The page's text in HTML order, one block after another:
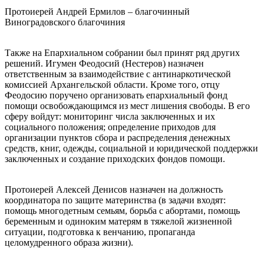
Протоиерей Андрей Ермилов – благочинный
Виноградовского благочиния
Также на Епархиальном собрании был принят ряд других
решений. Игумен Феодосий (Нестеров) назначен
ответственным за взаимодействие с антинаркотической
комиссией Архангельской области. Кроме того, отцу
Феодосию поручено организовать епархиальный фонд
помощи освобождающимся из мест лишения свободы. В его
сферу войдут: мониторинг числа заключенных и их
социального положения; определение приходов для
организации пунктов сбора и распределения денежных
средств, книг, одежды, социальной и юридической поддержки
заключенных и создание приходских фондов помощи.
Протоиерей Алексей Денисов назначен на должность
координатора по защите материнства (в задачи входят:
помощь многодетным семьям, борьба с абортами, помощь
беременным и одиноким матерям в тяжелой жизненной
ситуации, подготовка к венчанию, пропаганда
целомудренного образа жизни).